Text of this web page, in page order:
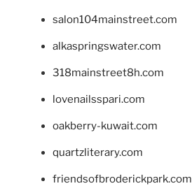
salon104mainstreet.com
alkaspringswater.com
318mainstreet8h.com
lovenailsspari.com
oakberry-kuwait.com
quartzliterary.com
friendsofbroderickpark.com